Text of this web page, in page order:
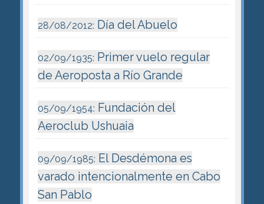
28/08/2012: Día del Abuelo
02/09/1935: Primer vuelo regular
de Aeroposta a Río Grande
05/09/1954: Fundación del
Aeroclub Ushuaia
09/09/1985: El Desdémona es
varado intencionalmente en Cabo
San Pablo